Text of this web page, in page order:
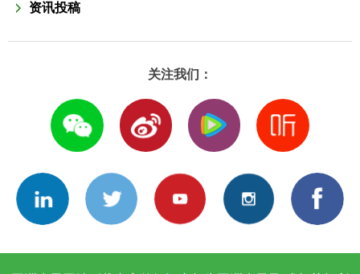
资讯投稿
关注我们：